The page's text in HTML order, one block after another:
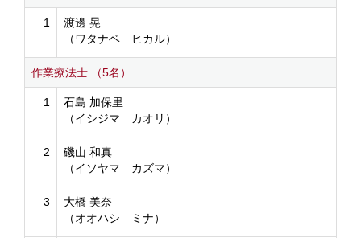
1
渡邊 晃
（ワタナベ ヒカル）
作業療法士 （5名）
1
石島 加保里
（イシジマ カオリ）
2
磯山 和真
（イソヤマ カズマ）
3
大橋 美奈
（オオハシ ミナ）